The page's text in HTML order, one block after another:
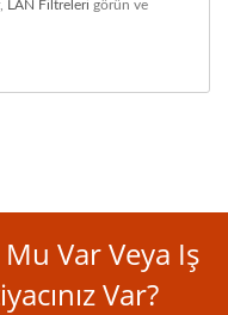
, LAN Filtreleri görün ve
Var Veya Iş
Var?